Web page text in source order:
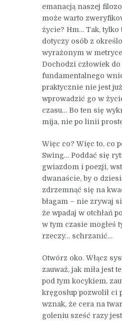
emanacją naszej
może warto
życie? Hm… Tak,
dotyczy osób z
wyrażonym w
Dochodzi człowiek do
fundamentalnego
praktycznie nie jest
wprowadzić go w
czasu… Bo ten się
mija, nie po linii
Więc co? Więc to, co
Swing… Poddać się
gwiazdom i poezji,
dwanaście, by o
zdrzemnąć się na
błagam – nie zrywaj
że wpadaj w otchłań
w tym czasie mogłeś
rzeczy… schrzanić…
Otwórz oko. Włącz
zauważ, jak miła jest
pod tym kocykiem,
kręgosłup pozwolił ci
wznak, że cera na
goleniu sześć razy